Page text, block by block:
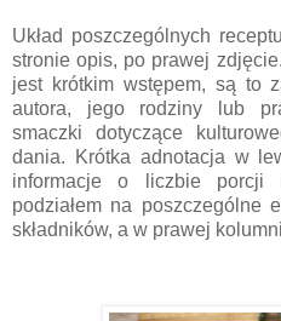
Układ poszczególnych
stronie opis, po prawej
jest krótkim wstępem, są to
autora, jego rodziny lub
smaczki dotyczące
dania. Krótka adnotacja w
informacje o liczbie porcji
podziałem na poszczególne
składników, a w prawej